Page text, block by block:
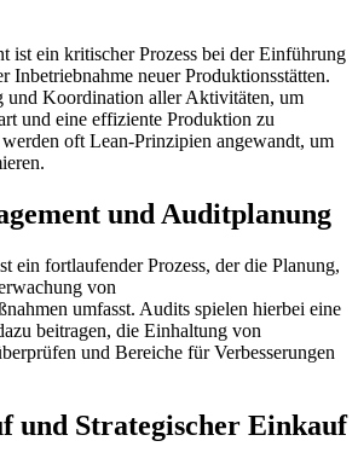
ist ein kritischer Prozess bei der Einführung
Inbetriebnahme neuer Produktionsstätten.
und Koordination aller Aktivitäten, um
und eine effiziente Produktion zu
oft Lean-Prinzipien angewandt, um
und Auditplanung
ein fortlaufender Prozess, der die Planung,
von
umfasst. Audits spielen hierbei eine
beitragen, die Einhaltung von
und Bereiche für Verbesserungen
und Strategischer Einkauf